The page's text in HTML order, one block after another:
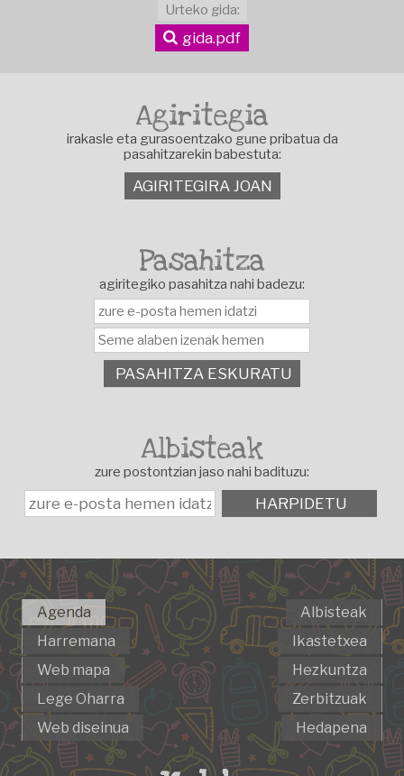
Urteko gida:
gida.pdf
Agiritegia
irakasle eta gurasoentzako gune pribatua da
pasahitzarekin babestuta:
AGIRITEGIRA JOAN
Pasahitza
agiritegiko pasahitza nahi badezu:
PASAHITZA ESKURATU
Albisteak
zure postontzian jaso nahi badituzu:
HARPIDETU
Agenda
Harremana
Web mapa
Lege Oharra
Web diseinua
Albisteak
Ikastetxea
Hezkuntza
Zerbitzuak
Hedapena